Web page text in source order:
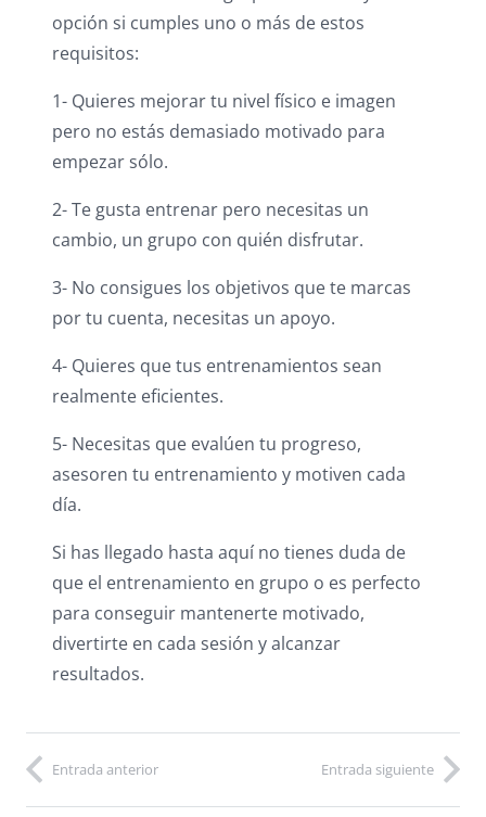
opción si cumples uno o más de estos
requisitos:
1- Quieres mejorar tu nivel físico e imagen
pero no estás demasiado motivado para
empezar sólo.
2- Te gusta entrenar pero necesitas un
cambio, un grupo con quién disfrutar.
3- No consigues los objetivos que te marcas
por tu cuenta, necesitas un apoyo.
4- Quieres que tus entrenamientos sean
realmente eficientes.
5- Necesitas que evalúen tu progreso,
asesoren tu entrenamiento y motiven cada
día.
Si has llegado hasta aquí no tienes duda de
que el entrenamiento en grupo o es perfecto
para conseguir mantenerte motivado,
divertirte en cada sesión y alcanzar
resultados.
Entrada anterior Entrada siguiente